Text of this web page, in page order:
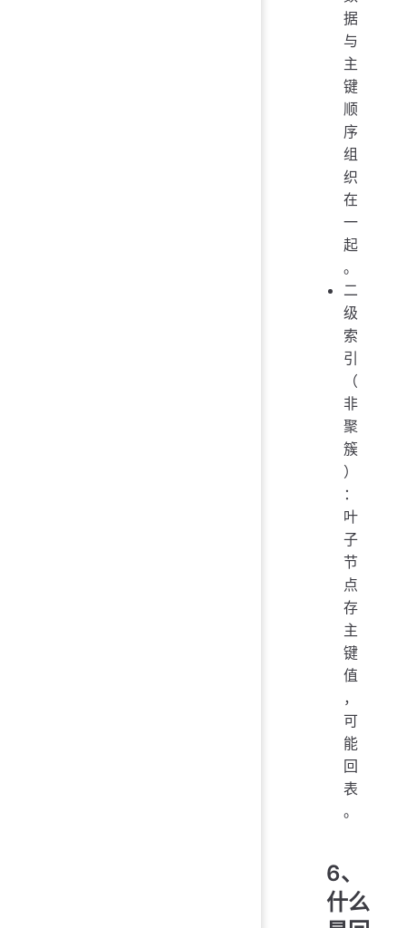
据
与
主
键
顺
序
组
织
在
一
起
。
二
级
索
引
（
非
聚
簇
）
：
叶
子
节
点
存
主
键
值
，
可
能
回
表
。
6、
什么